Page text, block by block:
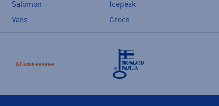
Salomon
Icepeak
Vans
Crocs